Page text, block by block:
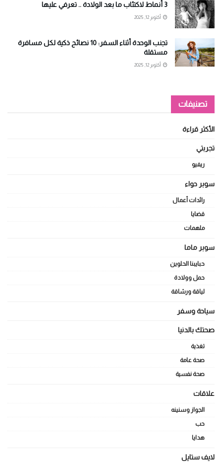
3 أنماط لاكتئاب ما بعد الولادة .. تعرفي عليها
أكتوبر 12, 2025
تجنب الوحدة أثناء السفر: 10 نصائح ذكية لكل مسافرة
مستقلة
أكتوبر 12, 2025
تصنيفات
الأكثر قراءة
تجربتي
ريفيو
سوبر حواء
رائدات أعمال
قضايا
ملهمات
سوبر ماما
حبايبنا الحلوين
حمل وولادة
لياقة ورشاقة
سياحة وسفر
صحتك بالدنيا
تغذية
صحة عامة
صحة نفسية
علاقات
الجواز وسنينه
حب
هدايا
لايف ستايل